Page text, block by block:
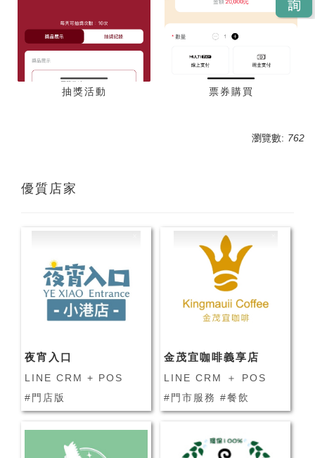
抽獎活動 票券購買
瀏覽數: 762
優質店家
夜宵入口
LINE CRM + POS
#門店版
金茂宜咖啡義享店
LINE CRM ＋ POS
#門市服務 #餐飲